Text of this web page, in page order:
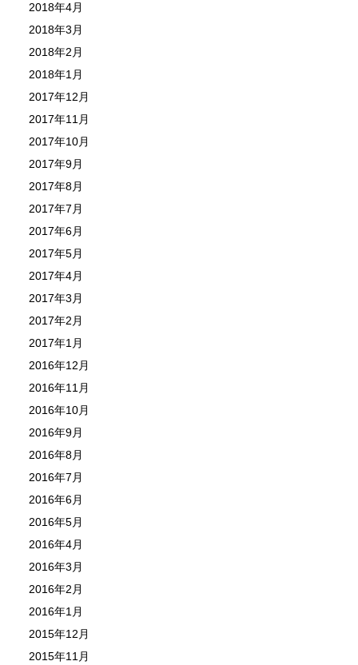
2018年4月
2018年3月
2018年2月
2018年1月
2017年12月
2017年11月
2017年10月
2017年9月
2017年8月
2017年7月
2017年6月
2017年5月
2017年4月
2017年3月
2017年2月
2017年1月
2016年12月
2016年11月
2016年10月
2016年9月
2016年8月
2016年7月
2016年6月
2016年5月
2016年4月
2016年3月
2016年2月
2016年1月
2015年12月
2015年11月